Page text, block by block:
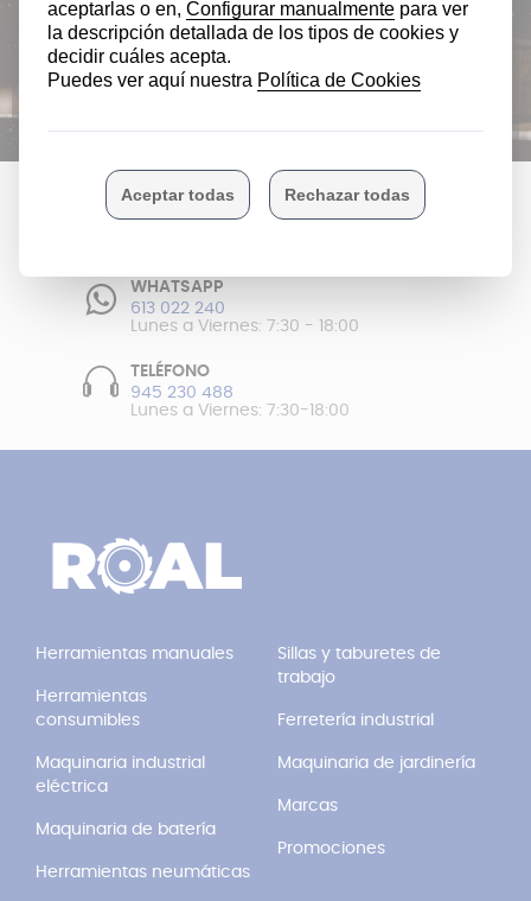
He leído y acepto la política de privacidad
ENVÍOS GRATIS
En península
WHATSAPP
613 022 240
Lunes a Viernes: 7:30 - 18:00
TELÉFONO
945 230 488
Lunes a Viernes: 7:30-18:00
Herramientas manuales
Herramientas
consumibles
Maquinaria industrial
eléctrica
Maquinaria de batería
Herramientas neumáticas
Sillas y taburetes de
trabajo
Ferretería industrial
Maquinaria de jardinería
Marcas
Promociones